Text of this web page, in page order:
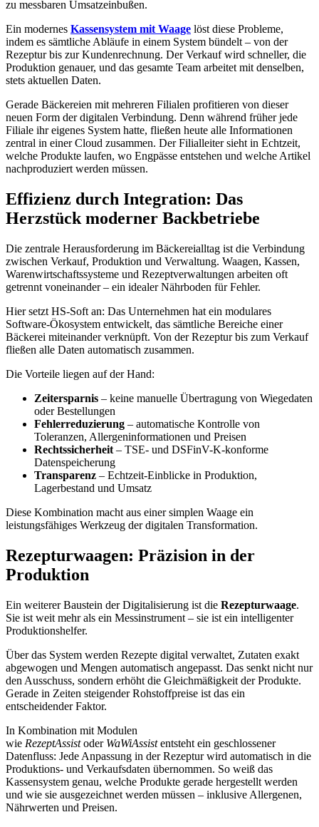
zu messbaren Umsatzeinbußen.
Ein modernes Kassensystem mit Waage löst diese Probleme,
indem es sämtliche Abläufe in einem System bündelt – von der
Rezeptur bis zur Kundenrechnung. Der Verkauf wird schneller, die
Produktion genauer, und das gesamte Team arbeitet mit denselben,
stets aktuellen Daten.
Gerade Bäckereien mit mehreren Filialen profitieren von dieser
neuen Form der digitalen Verbindung. Denn während früher jede
Filiale ihr eigenes System hatte, fließen heute alle Informationen
zentral in einer Cloud zusammen. Der Filialleiter sieht in Echtzeit,
welche Produkte laufen, wo Engpässe entstehen und welche Artikel
nachproduziert werden müssen.
Effizienz durch Integration: Das
Herzstück moderner Backbetriebe
Die zentrale Herausforderung im Bäckereialltag ist die Verbindung
zwischen Verkauf, Produktion und Verwaltung. Waagen, Kassen,
Warenwirtschaftssysteme und Rezeptverwaltungen arbeiten oft
getrennt voneinander – ein idealer Nährboden für Fehler.
Hier setzt HS-Soft an: Das Unternehmen hat ein modulares
Software-Ökosystem entwickelt, das sämtliche Bereiche einer
Bäckerei miteinander verknüpft. Von der Rezeptur bis zum Verkauf
fließen alle Daten automatisch zusammen.
Die Vorteile liegen auf der Hand:
Zeitersparnis – keine manuelle Übertragung von Wiegedaten
oder Bestellungen
Fehlerreduzierung – automatische Kontrolle von
Toleranzen, Allergeninformationen und Preisen
Rechtssicherheit – TSE- und DSFinV-K-konforme
Datenspeicherung
Transparenz – Echtzeit-Einblicke in Produktion,
Lagerbestand und Umsatz
Diese Kombination macht aus einer simplen Waage ein
leistungsfähiges Werkzeug der digitalen Transformation.
Rezepturwaagen: Präzision in der
Produktion
Ein weiterer Baustein der Digitalisierung ist die Rezepturwaage.
Sie ist weit mehr als ein Messinstrument – sie ist ein intelligenter
Produktionshelfer.
Über das System werden Rezepte digital verwaltet, Zutaten exakt
abgewogen und Mengen automatisch angepasst. Das senkt nicht nur
den Ausschuss, sondern erhöht die Gleichmäßigkeit der Produkte.
Gerade in Zeiten steigender Rohstoffpreise ist das ein
entscheidender Faktor.
In Kombination mit Modulen
wie RezeptAssistoder WaWiAssistentsteht ein geschlossener
Datenfluss: Jede Anpassung in der Rezeptur wird automatisch in die
Produktions- und Verkaufsdaten übernommen. So weiß das
Kassensystem genau, welche Produkte gerade hergestellt werden
und wie sie ausgezeichnet werden müssen – inklusive Allergenen,
Nährwerten und Preisen.